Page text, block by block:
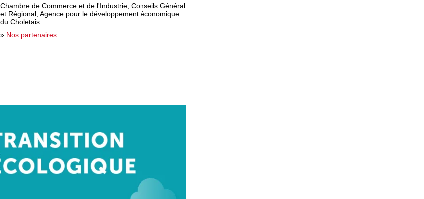
Chambre de Commerce et de l'Industrie, Conseils Général
et Régional, Agence pour le développement économique
du Choletais...
» Nos partenaires